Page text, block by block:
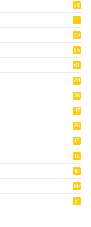
38
11
30
55
61
24
36
47
26
12
12
10
147
31